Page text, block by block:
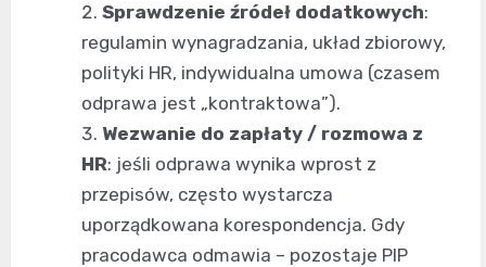
Sprawdzenie źródeł dodatkowych:
regulamin wynagradzania, układ zbiorowy,
polityki HR, indywidualna umowa (czasem
odprawa jest „kontraktowa”).
Wezwanie do zapłaty / rozmowa z
HR: jeśli odprawa wynika wprost z
przepisów, często wystarcza
uporządkowana korespondencja. Gdy
pracodawca odmawia – pozostaje PIP